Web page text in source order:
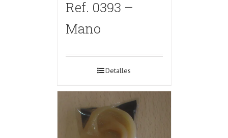
Ref. 0393 –
Mano
Detalles